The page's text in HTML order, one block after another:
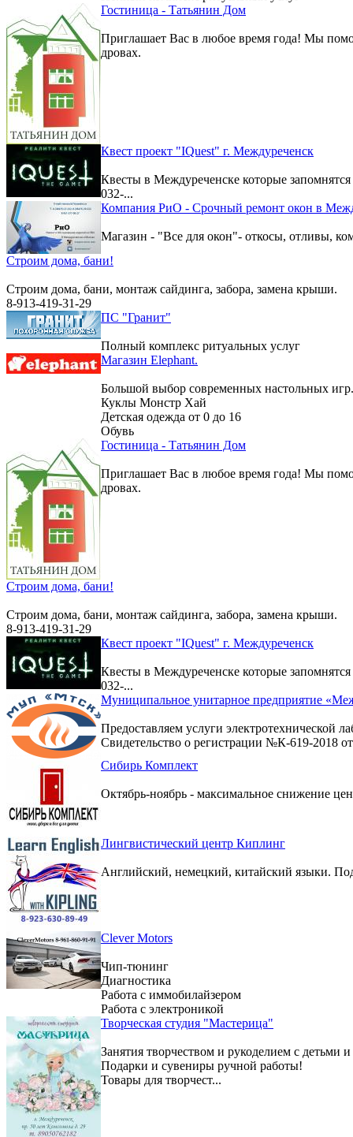
Гостиница - Татьянин Дом
Приглашает Вас в любое время года! Мы
дровах.
Квест проект "IQuest" г. Междуреченск
Квесты в Междуреченске которые
032-...
Компания РиО - Срочный ремонт окон в
Магазин - "Все для окон"- откосы, отливы,
Строим дома, бани!
Строим дома, бани, монтаж сайдинга, забора, замена крыши.
8-913-419-31-29
ПС "Гранит"
Полный комплекс ритуальных услуг
Магазин Elephant.
Большой выбор современных настольных игр.
Куклы Монстр Хай
Детская одежда от 0 до 16
Обувь
Гостиница - Татьянин Дом
Приглашает Вас в любое время года! Мы
дровах.
Строим дома, бани!
Строим дома, бани, монтаж сайдинга, забора, замена крыши.
8-913-419-31-29
Квест проект "IQuest" г. Междуреченск
Квесты в Междуреченске которые
032-...
Муниципальное унитарное предприятие
Предоставляем услуги электротехнической
Свидетельство о регистрации №К-619-2018 от
Сибирь Комплект
Октябрь-ноябрь - максимальное снижение
Лингвистический центр Киплинг
Английский, немецкий, китайский языки.
Clever Motors
Чип-тюнинг
Диагностика
Работа с иммобилайзером
Работа с электроникой
Творческая студия "Мастерица"
Занятия творчеством и рукоделием с детьми
Подарки и сувениры ручной работы!
Товары для творчест...